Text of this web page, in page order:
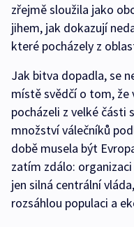
zřejmě sloužila jako
jihem, jak dokazují
které pocházely z
Jak bitva dopadla, se
místě svědčí o tom, že
pocházeli z velké části
množství válečníků
době musela být
zatím zdálo:
jen silná centrální
rozsáhlou populaci a